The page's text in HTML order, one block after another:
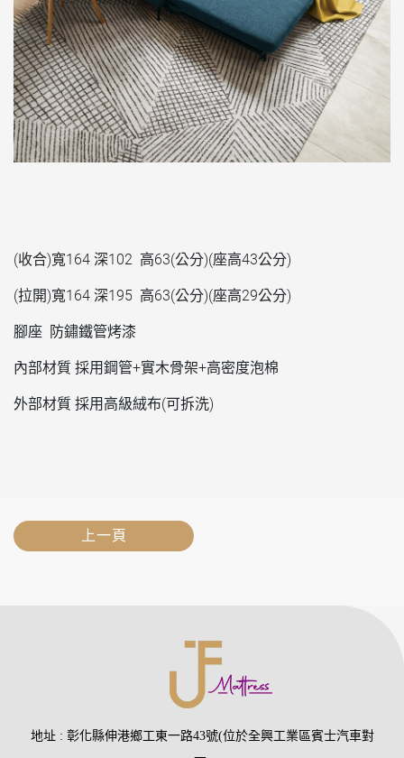
(收合)寬164 深102 高63(公分)(座高43公分)
(拉開)寬164 深195 高63(公分)(座高29公分)
腳座 防鏽鐵管烤漆
內部材質 採用鋼管+實木骨架+高密度泡棉
外部材質 採用高級絨布(可拆洗)
上一頁
地址
彰化縣伸港鄉工東一路43號(位於全興工業區賓士汽車對